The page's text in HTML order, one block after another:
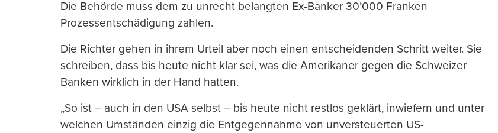
Die Behörde muss dem zu unrecht belangten Ex-Banker 30’000 Franken
Prozessentschädigung zahlen.
Die Richter gehen in ihrem Urteil aber noch einen entscheidenden Schritt weiter. Sie
schreiben, dass bis heute nicht klar sei, was die Amerikaner gegen die Schweizer
Banken wirklich in der Hand hatten.
„So ist – auch in den USA selbst – bis heute nicht restlos geklärt, inwiefern und unter
welchen Umständen einzig die Entgegennahme von unversteuerten US-